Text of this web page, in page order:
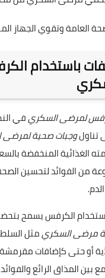
العامة وتقوي الجهاز
باستخدام
لمرضى السكريفي
تناولوجبات صحية لمرضى
الغذائية المنخفضة
من الفوائد لتحسين
استخدام الكرفس يسمح
مرضى السكريمثل
أو حتى كإضافات
بين المذاق الرائع